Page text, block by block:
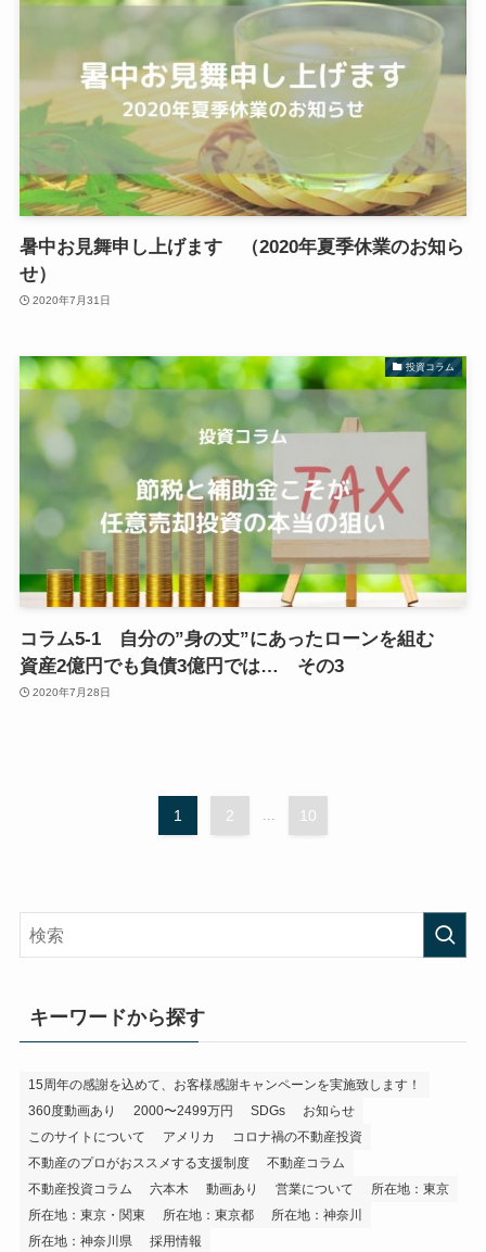
暑中お見舞申し上げます （2020年夏季休業のお知ら
せ）
2020年7月31日
投資コラム
コラム5-1 自分の”身の丈”にあったローンを組む
資産2億円でも負債3億円では… その3
2020年7月28日
1 2 ... 10
キーワードから探す
15周年の感謝を込めて、お客様感謝キャンペーンを実施致します！
360度動画あり
2000〜2499万円 SDGs
お知らせ
このサイトについて
アメリカ
コロナ禍の不動産投資
不動産のプロがおススメする支援制度
不動産コラム
不動産投資コラム
六本木 動画あり 営業について
所在地：東京
所在地：東京・関東
所在地：東京都
所在地：神奈川
所在地：神奈川県
採用情報